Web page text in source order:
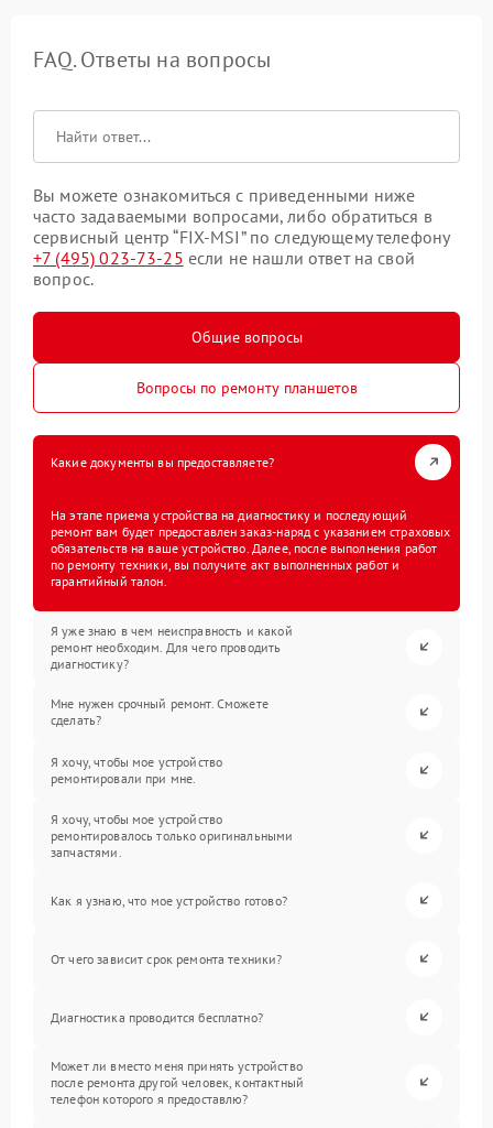
FAQ. Ответы на вопросы
Вы можете ознакомиться с приведенными ниже
часто задаваемыми вопросами, либо обратиться в
сервисный центр “FIX-MSI” по следующему телефону
+7 (495) 023-73-25 если не нашли ответ на свой
вопрос.
Общие вопросы
Вопросы по ремонту планшетов
Какие документы вы предоставляете?
На этапе приема устройства на диагностику и последующий
ремонт вам будет предоставлен заказ-наряд с указанием страховых
обязательств на ваше устройство. Далее, после выполнения работ
по ремонту техники, вы получите акт выполненных работ и
гарантийный талон.
Я уже знаю в чем неисправность и какой
ремонт необходим. Для чего проводить
диагностику?
Мне нужен срочный ремонт. Сможете
сделать?
Я хочу, чтобы мое устройство
ремонтировали при мне.
Я хочу, чтобы мое устройство
ремонтировалось только оригинальными
запчастями.
Как я узнаю, что мое устройство готово?
От чего зависит срок ремонта техники?
Диагностика проводится бесплатно?
Может ли вместо меня принять устройство
после ремонта другой человек, контактный
телефон которого я предоставлю?